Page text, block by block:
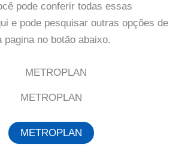
pode conferir todas essas
e pode pesquisar outras opções de
pagina no botão abaixo.
METROPLAN
METROPLAN